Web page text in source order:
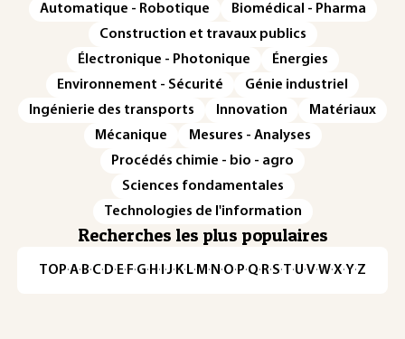
Automatique - Robotique
Biomédical - Pharma
Construction et travaux publics
Électronique - Photonique
Énergies
Environnement - Sécurité
Génie industriel
Ingénierie des transports
Innovation
Matériaux
Mécanique
Mesures - Analyses
Procédés chimie - bio - agro
Sciences fondamentales
Technologies de l'information
Recherches les plus populaires
TOP·A·B·C· D· E· F·G· H · ·J· K· L· M · N ·O· P·Q· R·S·T·U·V·W·X·Y·Z